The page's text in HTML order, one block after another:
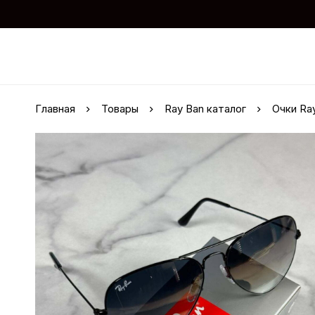
Главная Товары Ray Ban каталог Очки